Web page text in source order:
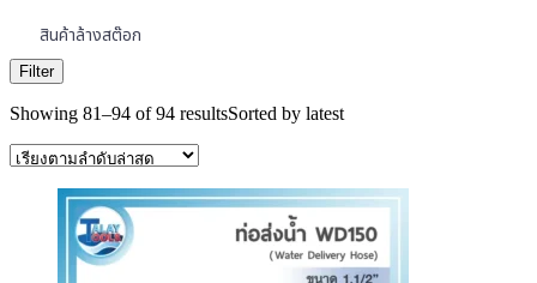
สินค้าล้างสต๊อก
Filter
Showing 81–94 of 94 resultsSorted by latest